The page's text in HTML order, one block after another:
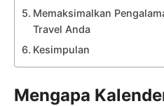
Memaksimalkan
Travel Anda
Kesimpulan
Mengapa